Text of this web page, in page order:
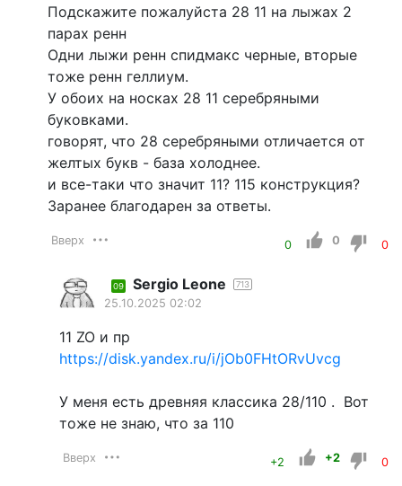
Подскажите пожалуйста 28 11 на лыжах 2
парах ренн
Одни лыжи ренн спидмакс черные, вторые
тоже ренн геллиум.
У обоих на носках 28 11 серебряными
буковками.
говорят, что 28 серебряными отличается от
желтых букв - база холоднее.
и все-таки что значит 11? 115 конструкция?
Заранее благодарен за ответы.
Вверх 0 0 0
09 Sergio Leone 713
25.10.2025 02:02
11 ZO и пр
https://disk.yandex.ru/i/jOb0FHtORvUvcg
У меня есть древняя классика 28/110 . Вот
тоже не знаю, что за 110
Вверх +2 +2 0